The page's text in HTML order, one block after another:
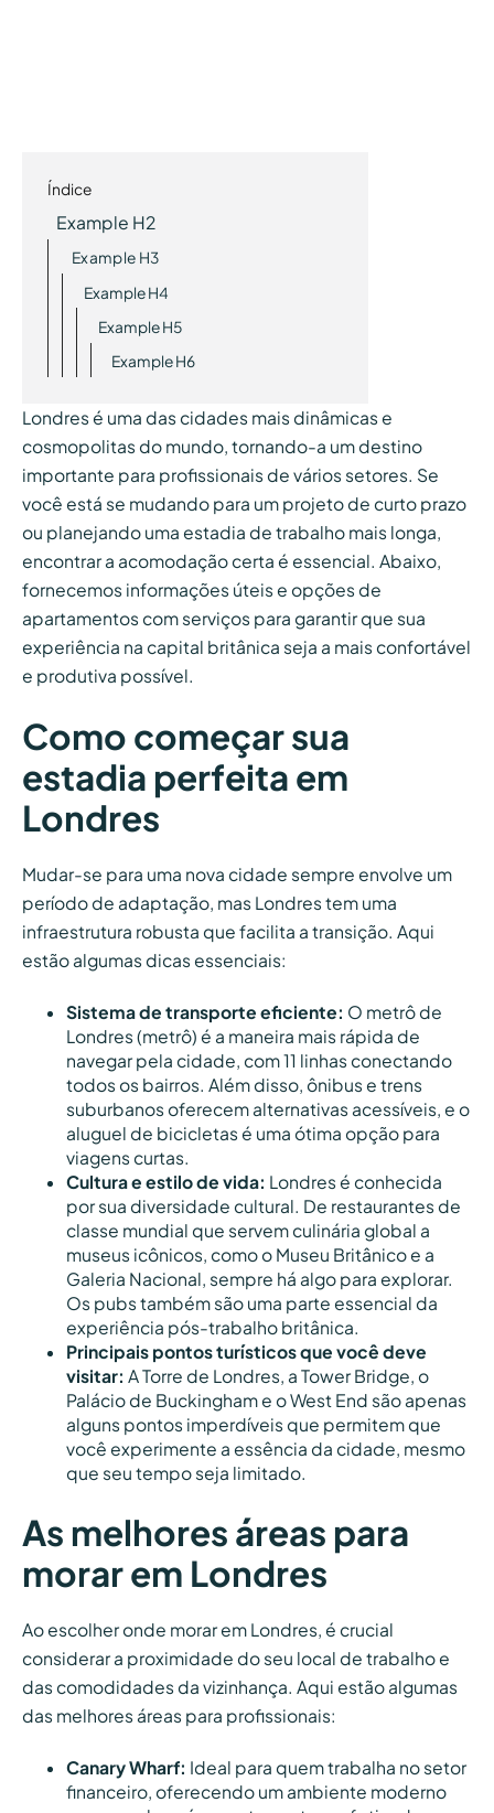
Índice
Example H2
Example H3
Example H4
Example H5
Example H6
Londres é uma das cidades mais dinâmicas e
cosmopolitas do mundo, tornando-a um destino
importante para profissionais de vários setores. Se
você está se mudando para um projeto de curto prazo
ou planejando uma estadia de trabalho mais longa,
encontrar a acomodação certa é essencial. Abaixo,
fornecemos informações úteis e opções de
apartamentos com serviços para garantir que sua
experiência na capital britânica seja a mais confortável
e produtiva possível.
Como começar sua
estadia perfeita em
Londres
Mudar-se para uma nova cidade sempre envolve um
período de adaptação, mas Londres tem uma
infraestrutura robusta que facilita a transição. Aqui
estão algumas dicas essenciais:
Sistema de transporte eficiente: O metrô de
Londres (metrô) é a maneira mais rápida de
navegar pela cidade, com 11 linhas conectando
todos os bairros. Além disso, ônibus e trens
suburbanos oferecem alternativas acessíveis, e o
aluguel de bicicletas é uma ótima opção para
viagens curtas.
Cultura e estilo de vida: Londres é conhecida
por sua diversidade cultural. De restaurantes de
classe mundial que servem culinária global a
museus icônicos, como o Museu Britânico e a
Galeria Nacional, sempre há algo para explorar.
Os pubs também são uma parte essencial da
experiência pós-trabalho britânica.
Principais pontos turísticos que você deve
visitar: A Torre de Londres, a Tower Bridge, o
Palácio de Buckingham e o West End são apenas
alguns pontos imperdíveis que permitem que
você experimente a essência da cidade, mesmo
que seu tempo seja limitado.
As melhores áreas para
morar em Londres
Ao escolher onde morar em Londres, é crucial
considerar a proximidade do seu local de trabalho e
das comodidades da vizinhança. Aqui estão algumas
das melhores áreas para profissionais:
Canary Wharf: Ideal para quem trabalha no setor
financeiro, oferecendo um ambiente moderno